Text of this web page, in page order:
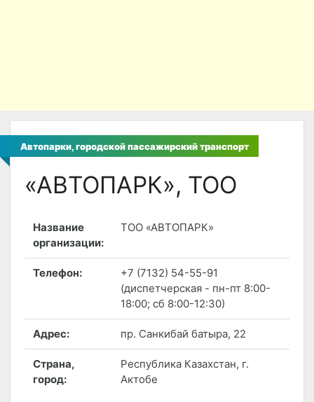
Автопарки, городской пассажирский транспорт
«АВТОПАРК», ТОО
Название
организации:
ТОО «АВТОПАРК»
Телефон:
+7 (7132) 54-55-91
(диспетчерская - пн-пт 8:00-
18:00; сб 8:00-12:30)
Адрес: пр. Санкибай батыра, 22
Страна,
город:
Республика Казахстан, г.
Актобе